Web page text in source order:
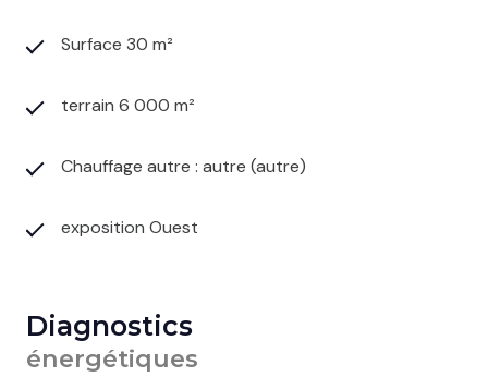
Surface 30 m²
terrain 6 000 m²
Chauffage autre : autre (autre)
exposition Ouest
Diagnostics
énergétiques